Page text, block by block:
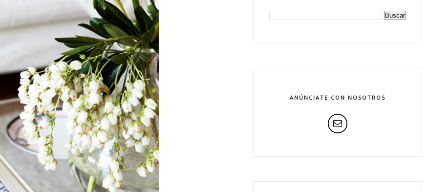
ANÚNCIATE CON NOSOTROS